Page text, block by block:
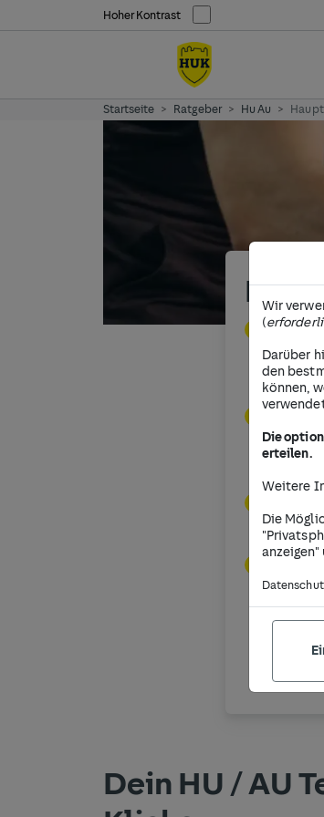
Wir
(
Darüber
den
können,
Die
erteilen.
Weitere
Die
anzeigen"
Hoher Kontrast
Startseite Ratgeber Hu Au
Jahre.
Dein HU / AU